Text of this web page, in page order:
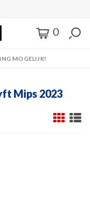
0
MOGELIJK!
Mips 2023